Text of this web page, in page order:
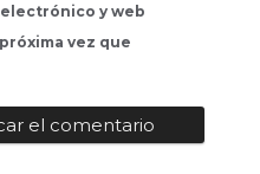
y web
vez que